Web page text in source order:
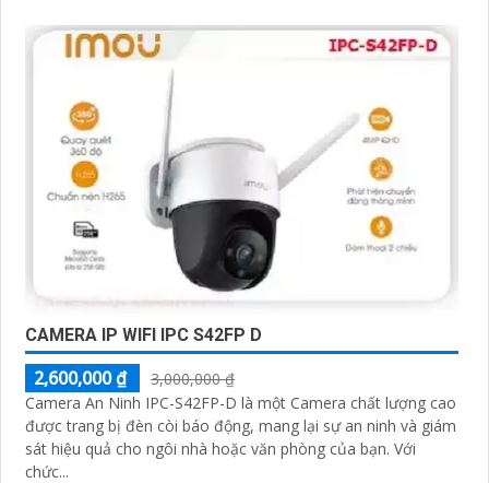
CAMERA IP WIFI IPC S42FP D
2,600,000 ₫
3,000,000 ₫
Camera An Ninh IPC-S42FP-D là một Camera chất lượng cao
được trang bị đèn còi báo động, mang lại sự an ninh và giám
sát hiệu quả cho ngôi nhà hoặc văn phòng của bạn. Với
chức...